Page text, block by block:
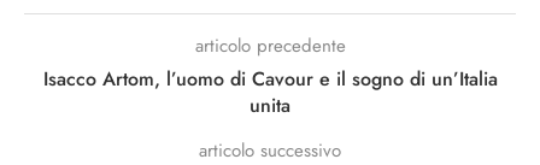
articolo precedente
Isacco Artom, l’uomo di Cavour e il sogno di un’Italia
unita
articolo successivo